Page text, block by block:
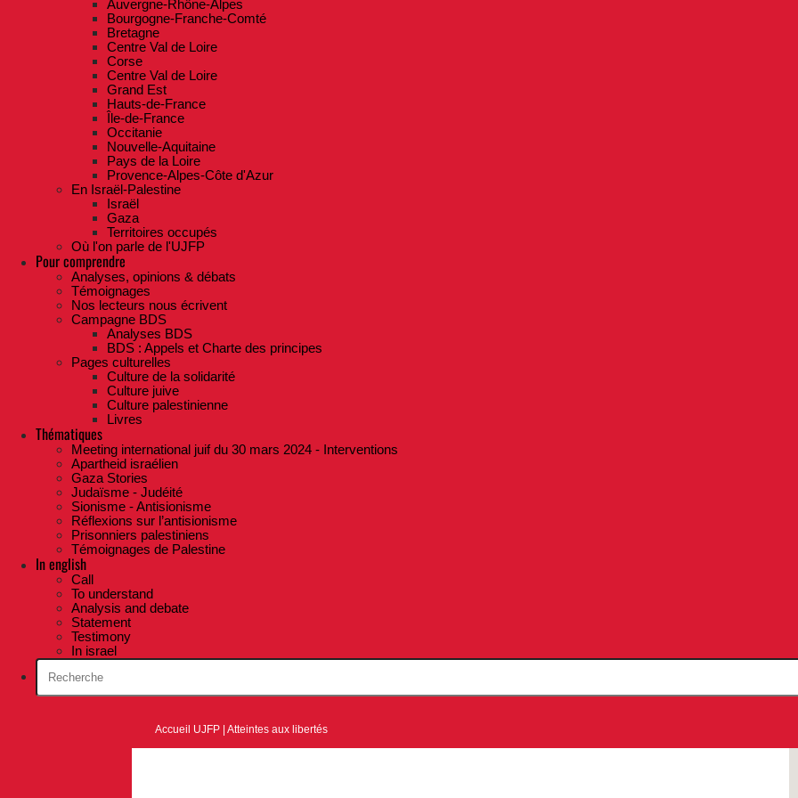
Auvergne-Rhône-Alpes
Bourgogne-Franche-Comté
Bretagne
Centre Val de Loire
Corse
Centre Val de Loire
Grand Est
Hauts-de-France
Île-de-France
Occitanie
Nouvelle-Aquitaine
Pays de la Loire
Provence-Alpes-Côte d'Azur
En Israël-Palestine
Israël
Gaza
Territoires occupés
Où l'on parle de l'UJFP
Pour comprendre
Analyses, opinions & débats
Témoignages
Nos lecteurs nous écrivent
Campagne BDS
Analyses BDS
BDS : Appels et Charte des principes
Pages culturelles
Culture de la solidarité
Culture juive
Culture palestinienne
Livres
Thématiques
Meeting international juif du 30 mars 2024 - Interventions
Apartheid israélien
Gaza Stories
Judaïsme - Judéité
Sionisme - Antisionisme
Réflexions sur l’antisionisme
Prisonniers palestiniens
Témoignages de Palestine
In english
Call
To understand
Analysis and debate
Statement
Testimony
In israel
Accueil UJFP |Atteintes aux libertés